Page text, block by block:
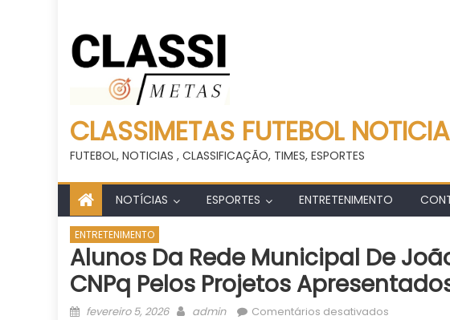
CLASSIMETAS FUTEBOL
FUTEBOL, NOTICIAS , CLASSIFICAÇÃO, TIMES, ESPORTES
NOTÍCIAS ESPORTES ENTRETENIMENTO
ENTRETENIMENTO
Alunos Da Rede Municipal De
CNPq Pelos Projetos
Posted
fevereiro 5, 2026 Author
admin Comentários desativados